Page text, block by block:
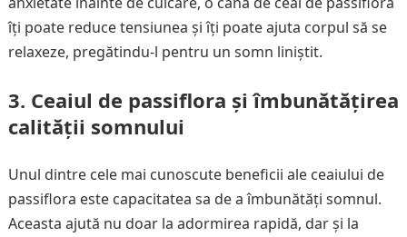
îți poate reduce tensiunea și îți poate ajuta corpul să se
relaxeze, pregătindu-l pentru un somn liniștit.
3. Ceaiul de passiflora și îmbunătățirea
calității somnului
Unul dintre cele mai cunoscute beneficii ale ceaiului de
passiflora este capacitatea sa de a îmbunătăți somnul.
Aceasta ajută nu doar la adormirea rapidă, dar și la